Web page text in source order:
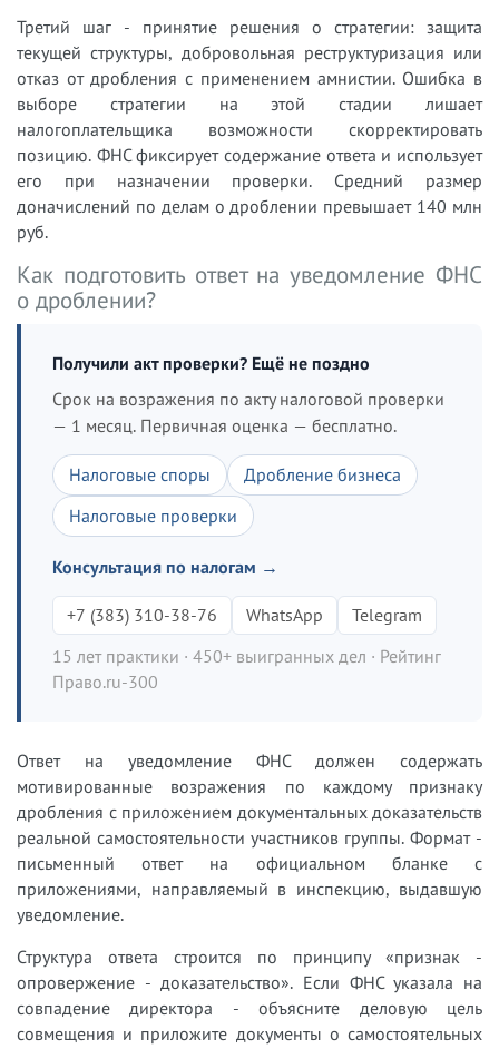
Третий шаг - принятие решения о стратегии: защита
текущей структуры, добровольная реструктуризация или
отказ от дробления с применением амнистии. Ошибка в
выборе стратегии на этой стадии лишает
налогоплательщика возможности скорректировать
позицию. ФНС фиксирует содержание ответа и использует
его при назначении проверки. Средний размер
доначислений по делам о дроблении превышает 140 млн
руб.
Как подготовить ответ на уведомление ФНС
о дроблении?
Получили акт проверки? Ещё не поздно
Срок на возражения по акту налоговой проверки
— 1 месяц. Первичная оценка — бесплатно.
Налоговые споры
Дробление бизнеса
Налоговые проверки
Консультация по налогам →
+7 (383) 310-38-76 WhatsApp
Telegram
15 лет практики · 450+ выигранных дел · Рейтинг
Право.ru-300
Ответ на уведомление ФНС должен содержать
мотивированные возражения по каждому признаку
дробления с приложением документальных доказательств
реальной самостоятельности участников группы. Формат -
письменный ответ на официальном бланке с
приложениями, направляемый в инспекцию, выдавшую
уведомление.
Структура ответа строится по принципу «признак -
опровержение - доказательство». Если ФНС указала на
совпадение директора - объясните деловую цель
совмещения и приложите документы о самостоятельных